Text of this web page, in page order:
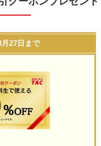
月27日まで